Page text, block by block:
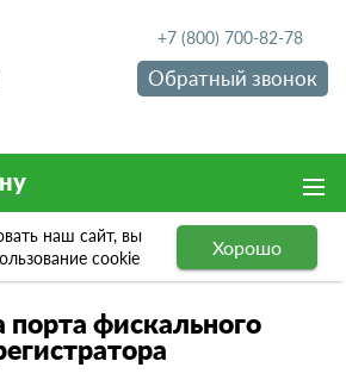
+7 (800) 700-82-78
Обратный звонок
наш сайт, вы
cookie Хорошо
фискального регистратора
фискального